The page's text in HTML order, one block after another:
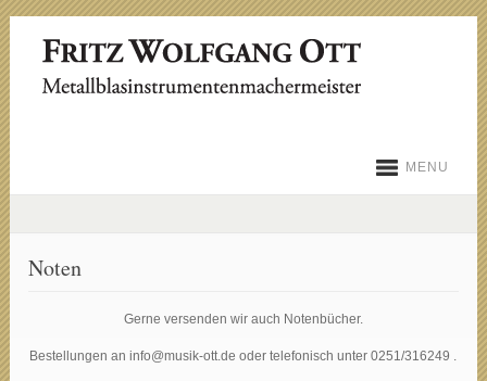
MENU
Noten
Gerne versenden wir auch Notenbücher.
Bestellungen an info@musik-ott.de oder telefonisch unter 0251/316249 .